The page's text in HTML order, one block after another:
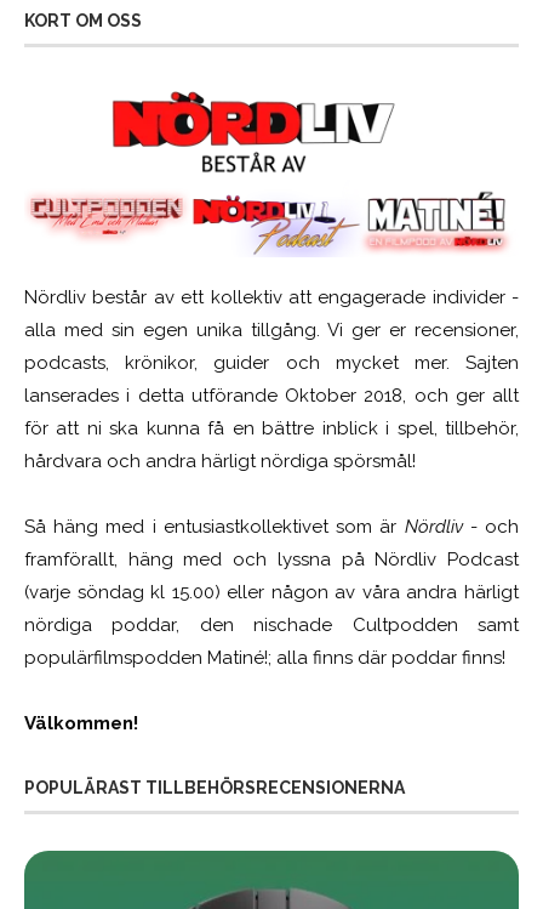
KORT OM OSS
Nördliv består av ett kollektiv att engagerade individer -
alla med sin egen unika tillgång. Vi ger er recensioner,
podcasts, krönikor, guider och mycket mer. Sajten
lanserades i detta utförande Oktober 2018, och ger allt
för att ni ska kunna få en bättre inblick i spel, tillbehör,
hårdvara och andra härligt nördiga spörsmål!
Så häng med i entusiastkollektivet som är Nördliv- och
framförallt, häng med och lyssna på Nördliv Podcast
(varje söndag kl 15.00) eller någon av våra andra härligt
nördiga poddar, den nischade Cultpodden samt
populärfilmspodden Matiné!; alla finns där poddar finns!
Välkommen!
POPULÄRAST TILLBEHÖRSRECENSIONERNA